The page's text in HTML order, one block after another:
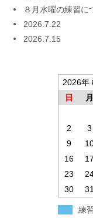
８月水曜の練習に
2026.7.22
2026.7.15
2026年
日
月
2
3
9
16
17
23
30
31
練